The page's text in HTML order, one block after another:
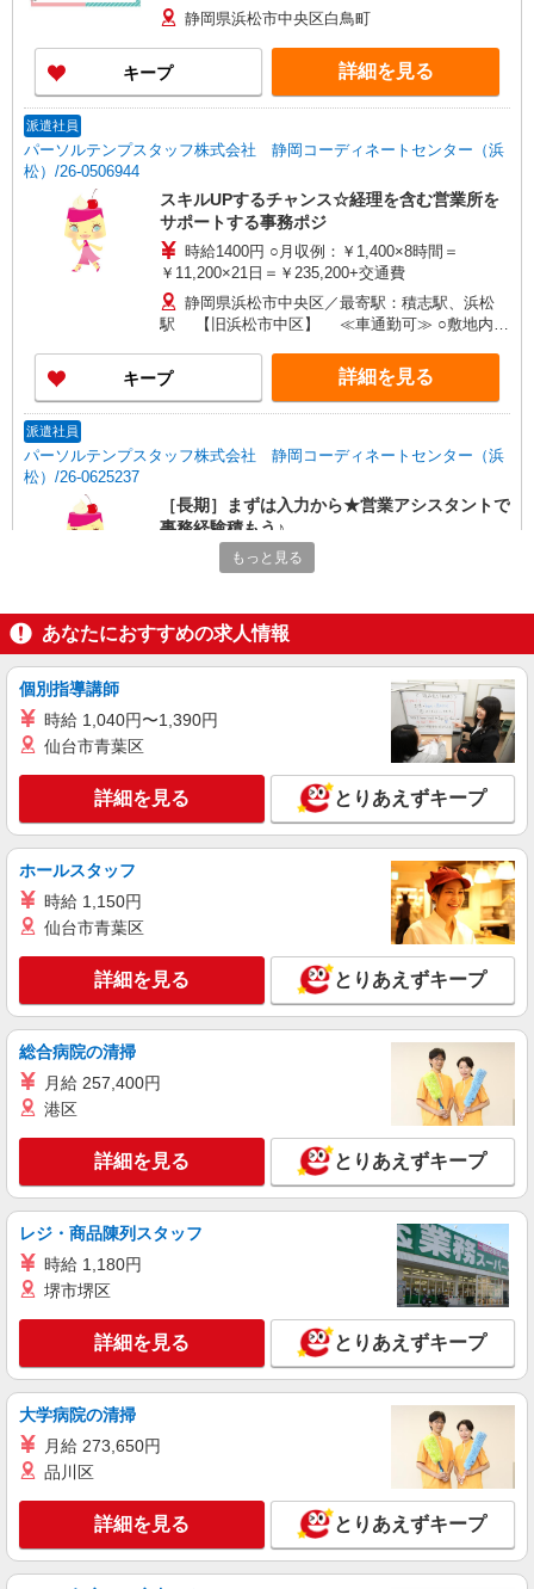
払 静岡県浜松市中央区白鳥町
キープ 詳細を見る
派遣社員
パーソルテンプスタッフ株式会社 静岡コーディネートセンター（浜
松）/26-0506944
スキルUPするチャンス☆経理を含む営業所を
サポートする事務ポジ
時給1400円 ○月収例：￥1,400×8時間＝
￥11,200×21日＝￥235,200+交通費
静岡県浜松市中央区／最寄駅：積志駅、浜松
駅 【旧浜松市中区】 ≪車通勤可≫ ○敷地内に
キープ 詳細を見る
派遣社員
パーソルテンプスタッフ株式会社 静岡コーディネートセンター（浜
松）/26-0625237
［長期］まずは入力から★営業アシスタントで
事務経験積もう♪
時給1420円
なので朝の移動も・雨もラクラクです♪
キープ 詳細を見る
派遣社員
パーソルテンプスタッフ株式会社 静岡コーディネートセンター（浜
＜物流事務＞作業指示書の作成やデータ入力★
輸出入だけど英語スキル不要
時給1400円
静岡県浜松市中央区／最寄駅：浜松駅、天竜川
詳細を見る
松）/26-0464655
入力8割＼かんたん事務／コツコツ系 残業ナシ
＊スキルチェンジにおすすめ
時給1350円〜1400円（経験・能力による）
静岡県浜松市中央区／最寄駅：浜松駅、第一通
キープ 詳細を見る
派遣社員
パーソルテンプスタッフ株式会社 静岡コーディネートセンター（浜
松）/26-0584594
［9月スタート］残業ほぼなし☆時給1,380円
◎事務のオシゴト♪
時給1380円 月収例：173,880円（時給1,380円
静岡県浜松市中央区／最寄駅：浜松駅、天竜川
駅 【旧東区】 ≪車通勤可≫ 駐車場から徒歩
15秒で出勤できます♪
キープ 詳細を見る
もっと見る
あなたにおすすめの求人情報
個別指導講師
時給 1,040円〜1,390円
仙台市青葉区
詳細を見る とりあえずキープ
ホールスタッフ
時給 1,150円
仙台市青葉区
詳細を見る とりあえずキープ
総合病院の清掃
月給 257,400円
港区
詳細を見る とりあえずキープ
レジ・商品陳列スタッフ
時給 1,180円
堺市堺区
詳細を見る とりあえずキープ
大学病院の清掃
月給 273,650円
品川区
詳細を見る とりあえずキープ